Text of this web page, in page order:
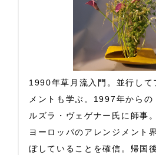
1990年草月流入門。並行して
メントも学ぶ。1997年からの
ルズラ・ヴェゲナー氏に師事
ヨーロッパのアレンジメント
ぼしていることを確信。帰国